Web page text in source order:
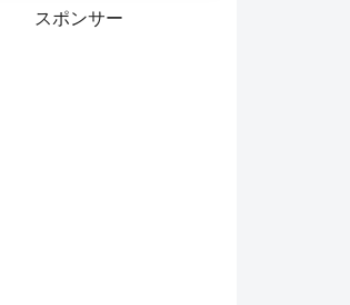
スポンサー